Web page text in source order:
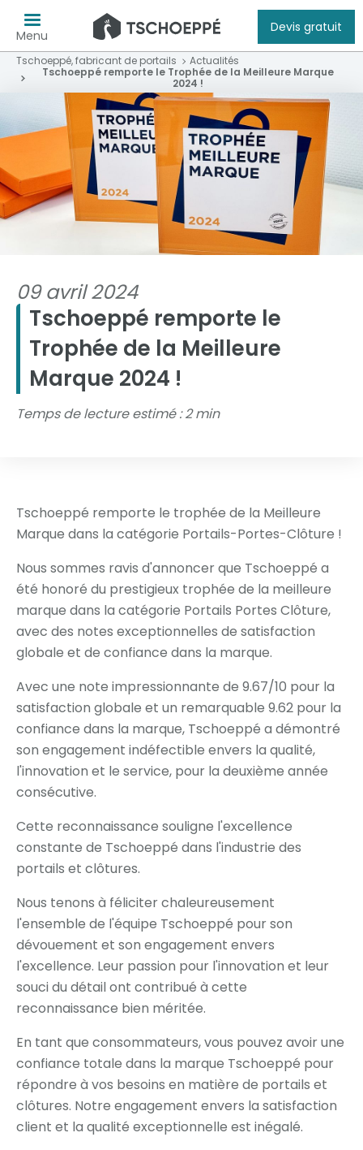
Menu
Devis gratuit
Tschoeppé, fabricant de portails
Actualités
Tschoeppé remporte le Trophée de la Meilleure Marque
2024 !
09 avril 2024
Tschoeppé remporte le
Trophée de la Meilleure
Marque 2024 !
Temps de lecture estimé : 2 min
Tschoeppé remporte le trophée de la Meilleure
Marque dans la catégorie Portails-Portes-Clôture !
Nous sommes ravis d'annoncer que Tschoeppé a
été honoré du prestigieux trophée de la meilleure
marque dans la catégorie Portails Portes Clôture,
avec des notes exceptionnelles de satisfaction
globale et de confiance dans la marque.
Avec une note impressionnante de 9.67/10 pour la
satisfaction globale et un remarquable 9.62 pour la
confiance dans la marque, Tschoeppé a démontré
son engagement indéfectible envers la qualité,
l'innovation et le service, pour la deuxième année
consécutive.
Cette reconnaissance souligne l'excellence
constante de Tschoeppé dans l'industrie des
portails et clôtures.
Nous tenons à féliciter chaleureusement
l'ensemble de l'équipe Tschoeppé pour son
dévouement et son engagement envers
l'excellence. Leur passion pour l'innovation et leur
souci du détail ont contribué à cette
reconnaissance bien méritée.
En tant que consommateurs, vous pouvez avoir une
confiance totale dans la marque Tschoeppé pour
répondre à vos besoins en matière de portails et
clôtures. Notre engagement envers la satisfaction
client et la qualité exceptionnelle est inégalé.